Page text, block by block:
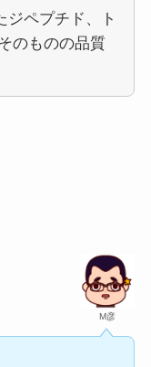
ジペプチド、ト
のものの品質
M彦